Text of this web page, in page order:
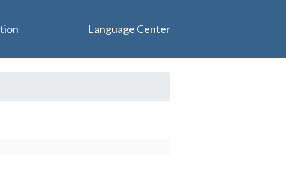
Language Center